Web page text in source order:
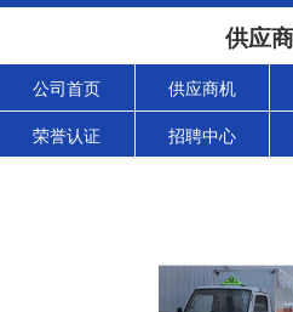
供应
公司首页 供应商机
荣誉认证 招聘中心